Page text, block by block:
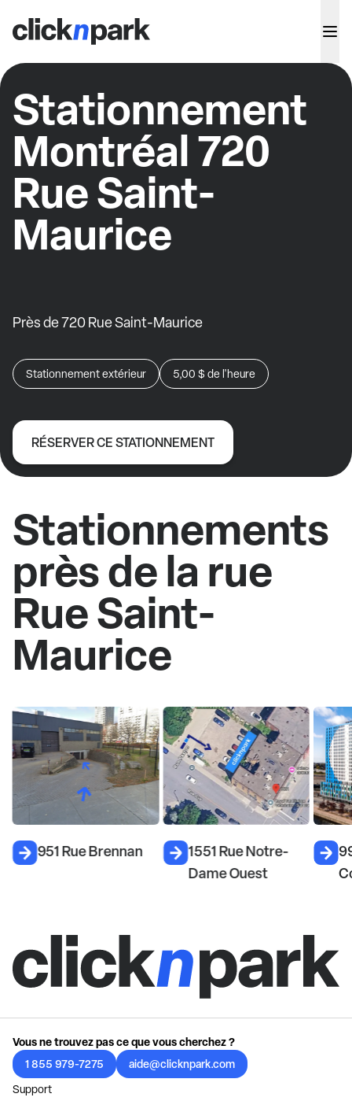
Stationnement
Montréal 720
Rue Saint-
Maurice
Près de 720 Rue Saint-Maurice
Stationnement extérieur 5,00 $ de l'heure
RÉSERVER CE STATIONNEMENT
Stationnements
près de la rue
Rue Saint-
Maurice
951 Rue Brennan
1551 Rue Notre-
Dame Ouest
Vous ne trouvez pas ce que vous cherchez ?
1 855 979-7275
aide@clicknpark.com
Support